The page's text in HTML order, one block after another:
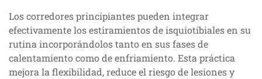
Los corredores principiantes pueden integrar
efectivamente los estiramientos de isquiotibiales en su
rutina incorporándolos tanto en sus fases de
calentamiento como de enfriamiento. Esta práctica
mejora la flexibilidad, reduce el riesgo de lesiones y